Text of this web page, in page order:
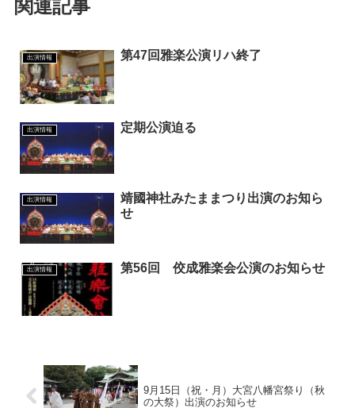
関連記事
出演情報 第47回雅楽公演リハ終了
出演情報 定期公演迫る
出演情報
靖國神社みたままつり出演のお知ら
せ
出演情報 第56回 佼成雅楽会公演のお知らせ
9月15日（祝・月）大宮八幡宮祭り（秋
の大祭）出演のお知らせ